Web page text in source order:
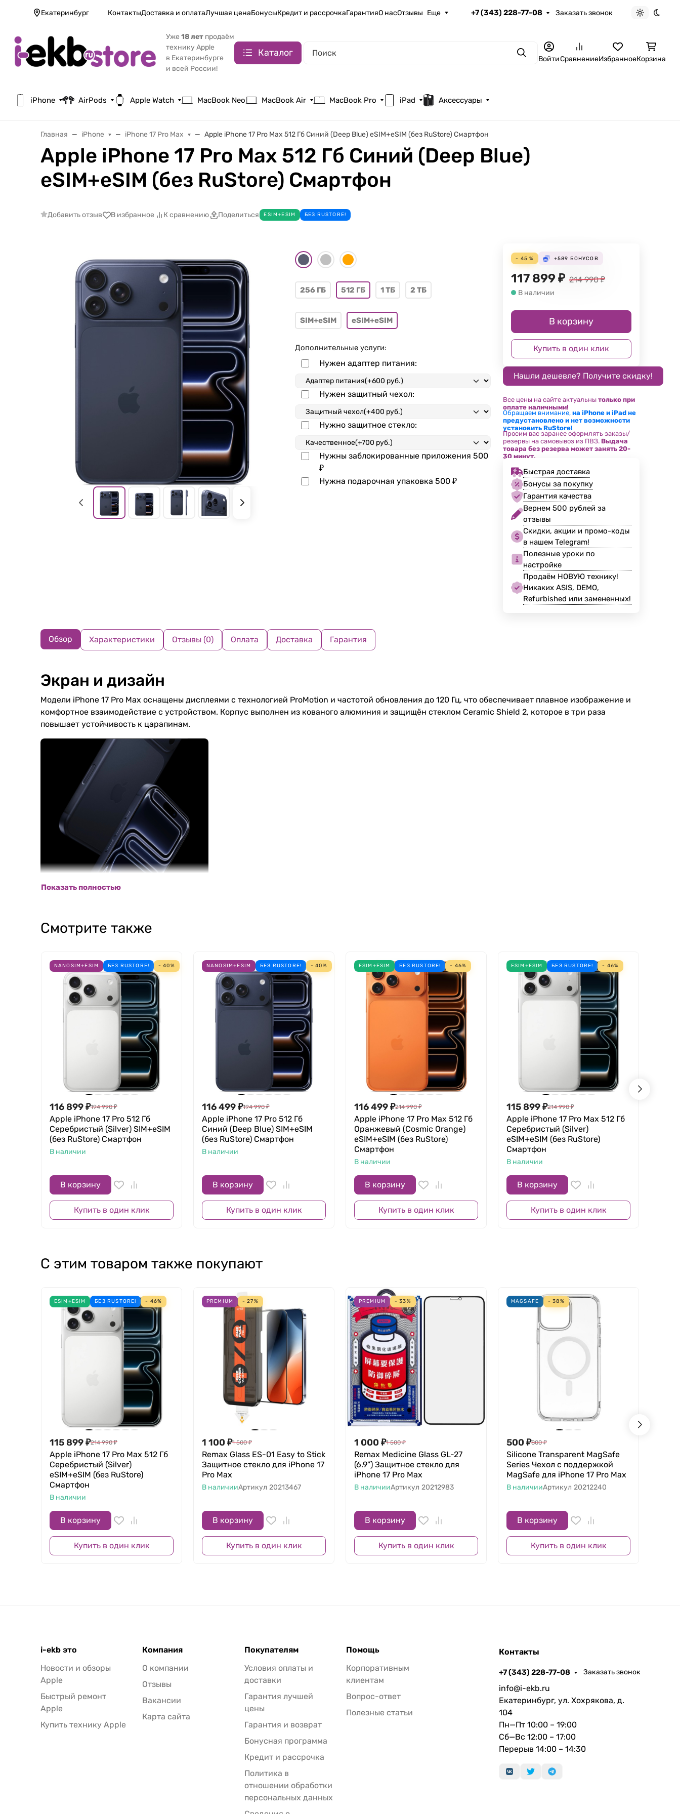
Екатеринбург КонтактыДоставка и оплатаЛучшая ценаБонусыКредит и рассрочкаГарантияО насОтзывы Еще +7 (343) 228-77-08 Заказать звонок
Светлая
Уже 18 лет продаём
технику Apple
в Екатеринбурге
и всей России!
Каталог ПоискВойтиСравнениеИзбранноеКорзина
iPhone AirPods Apple Watch MacBook Neo MacBook Air MacBook Pro iPad Аксессуары
Главная iPhone iPhone 17 Pro Max Apple iPhone 17 Pro Max 512 Гб Синий (Deep Blue) eSIM+eSIM (без RuStore) Смартфон
Apple iPhone 17 Pro Max 512 Гб Синий (Deep Blue)
eSIM+eSIM (без RuStore) Смартфон
Добавить отзыв В избранное К сравнению Поделиться ESIM+ESIM БЕЗ RUSTORE!
256 ГБ 512 ГБ 1 ТБ 2 ТБ
SIM+eSIM eSIM+eSIM
Дополнительные услуги:
Нужен адаптер питания:
Нужен защитный чехол:
Нужно защитное стекло:
Нужны заблокированные приложения500
₽
Нужна подарочная упаковка500₽
- 45 % +589 БОНУСОВ
117 899₽ 214 990 ₽
В наличии
В корзину
Купить в один клик
Все цены на сайте актуальнытолько при
оплате наличными!
Обращаем внимание,на iPhone и iPad не
предустановлено и нет возможности
установить RuStore!
Просим вас заранее оформлять заказы/
резервы на самовывоз из ПВЗ. Выдача
товара без резерва может занять 20-
30 минут.
Быстрая доставка
Бонусы за покупку
Гарантия качества
Вернем 500 рублей за
отзывы
Скидки, акции и промо-коды
в нашем Telegram!
Полезные уроки по
настройке
Продаём НОВУЮ технику!
Никаких ASIS, DEMO,
Refurbished или замененных!
Обзор Характеристики Отзывы (0) Оплата Доставка Гарантия
Экран и дизайн
Модели iPhone 17 Pro Max оснащены дисплеями с технологией ProMotion и частотой обновления до 120 Гц, что обеспечивает плавное изображение и
комфортное взаимодействие с устройством. Корпус выполнен из кованого алюминия и защищён стеклом Ceramic Shield 2, которое в три раза
повышает устойчивость к царапинам.
Камеры
Основная камера с разрешением 48 МП поддерживает 8-кратный оптико-цифровой зум, а фронтальная камера на 18 МП оснащена функцией Center
Производительность
Новый процессор A19 Pro с 6-ядерным графическим чипом гарантирует высокую скорость работы и комфорт в современных играх. Система парового
охлаждения эффективно предотвращает перегрев и обеспечивает стабильное функционирование устройства.
Автономность
iPhone 17 Pro способен воспроизводить видео до 33 часов, а версия Pro Max обладает ещё более длительным временем работы. Оба смартфона
работают на iOS 26 с поддержкой Apple Intelligence и оснащены удобными интеллектуальными функциями.
Показать полностью
Смотрите также
NANOSIM+ESIM БЕЗ RUSTORE! - 40%
116 899₽194 990 ₽
Apple iPhone 17 Pro 512 Гб
Серебристый (Silver) SIM+eSIM
(без RuStore) Смартфон
В наличии
В корзину
Купить в один клик
NANOSIM+ESIM БЕЗ RUSTORE! - 40%
116 499₽194 990 ₽
Apple iPhone 17 Pro 512 Гб
Синий (Deep Blue) SIM+eSIM
(без RuStore) Смартфон
В наличии
В корзину
Купить в один клик
ESIM+ESIM БЕЗ RUSTORE! - 46%
116 499₽214 990 ₽
Apple iPhone 17 Pro Max 512 Гб
Оранжевый (Cosmic Orange)
eSIM+eSIM (без RuStore)
Смартфон
В наличии
В корзину
Купить в один клик
ESIM+ESIM БЕЗ RUSTORE! - 46%
115 899₽214 990 ₽
Apple iPhone 17 Pro Max 512 Гб
Серебристый (Silver)
eSIM+eSIM (без RuStore)
Смартфон
В наличии
В корзину
Купить в один клик
С этим товаром также покупают
ESIM+ESIM БЕЗ RUSTORE! - 46%
115 899₽214 990 ₽
Apple iPhone 17 Pro Max 512 Гб
Серебристый (Silver)
eSIM+eSIM (без RuStore)
Смартфон
В наличии
В корзину
Купить в один клик
PREMIUM - 27%
1 100 ₽1 500 ₽
Remax Glass ES-01 Easy to Stick
Защитное стекло для iPhone 17
Pro Max
В наличииАртикул 20213467
В корзину
Купить в один клик
PREMIUM - 33%
1 000 ₽1 500 ₽
Remax Medicine Glass GL-27
(6.9") Защитное стекло для
iPhone 17 Pro Max
В наличииАртикул 20212983
В корзину
Купить в один клик
MAGSAFE - 38%
500 ₽800 ₽
Silicone Transparent MagSafe
Series Чехол с поддержкой
MagSafe для iPhone 17 Pro Max
В наличииАртикул 20212240
В корзину
Купить в один клик
i-ekb это
Новости и обзоры
Apple
Быстрый ремонт
Apple
Купить технику Apple
Компания
О компании
Отзывы
Вакансии
Карта сайта
Покупателям
Условия оплаты и
доставки
Гарантия лучшей
цены
Гарантия и возврат
Бонусная программа
Кредит и рассрочка
Политика в
отношении обработки
персональных данных
Помощь
Корпоративным
клиентам
Вопрос-ответ
Полезные статьи
Контакты
+7 (343) 228-77-08 Заказать звонок
info@i-ekb.ru
Екатеринбург, ул. Хохрякова, д.
104
Пн—Пт 10:00 – 19:00
Сб—Вс 12:00 – 17:00
Перерыв 14:00 – 14:30